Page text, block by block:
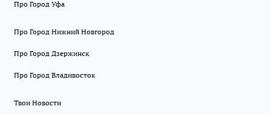
Про Город Уфа
Про Город Нижний Новгород
Про Город Дзержинск
Про Город Владивосток
Твои Новости